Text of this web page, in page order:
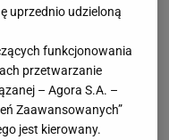
uprzednio udzieloną
funkcjonowania
przetwarzanie
– Agora S.A. –
Zaawansowanych”
jest kierowany.